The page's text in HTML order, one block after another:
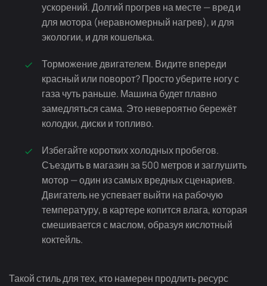
ускорений. Долгий прогрев на месте — вред и
для мотора (неравномерный нагрев), и для
экологии, и для кошелька.
Торможение двигателем. Видите впереди
красный или поворот? Просто уберите ногу с
газа чуть раньше. Машина будет плавно
замедляться сама. Это невероятно бережёт
колодки, диски и топливо.
Избегайте коротких холодных пробегов.
Съездить в магазин за 500 метров и заглушить
мотор — один из самых вредных сценариев.
Двигатель не успевает выйти на рабочую
температуру, в картере копится влага, которая
смешивается с маслом, образуя кислотный
коктейль.
Такой стиль для тех, кто намерен продлить ресурс